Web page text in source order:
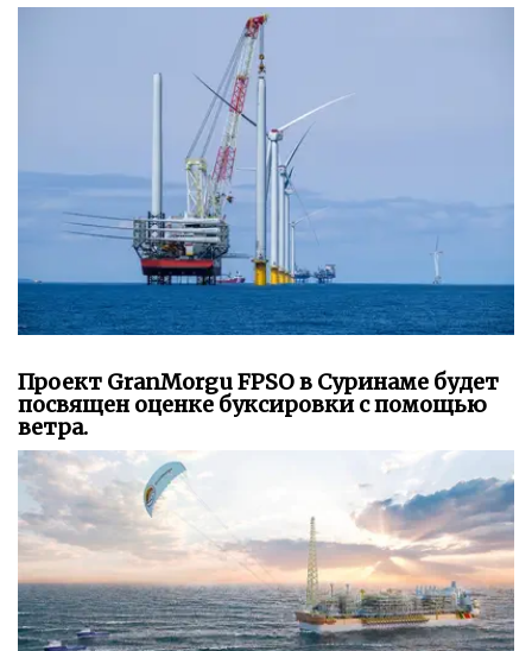
Проект GranMorgu FPSO в Суринаме будет
посвящен оценке буксировки с помощью
ветра.